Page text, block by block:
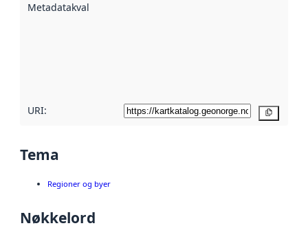
Metadatakvalitet
URI:
Tema
Regioner og byer
Nøkkelord